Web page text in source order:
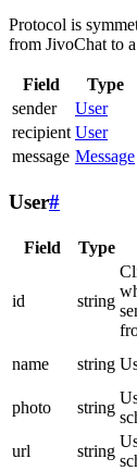
Protocol is
from JivoChat to
Field Type
sender
User
recipient User
message Message
User#
Field Type
id string
name string
photo
string
url
string